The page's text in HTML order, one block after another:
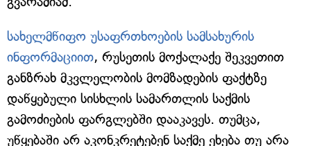
სახელმწიფო უსაფრთხოების სამსახურის
ინფორმაციით, რუსეთის მოქალაქე შეკვეთით
განზრახ მკვლელობის მომზადების ფაქტზე
დაწყებული სისხლის სამართლის საქმის
გამოძიების ფარგლებში დააკავეს. თუმცა,
უწყებაში არ აკონკრეტებენ საქმე ეხება თუ არა